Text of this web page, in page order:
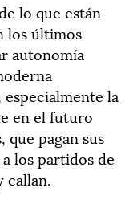
lo que están
los últimos
autonomía
la
en el futuro
pagan sus
los partidos de
callan.